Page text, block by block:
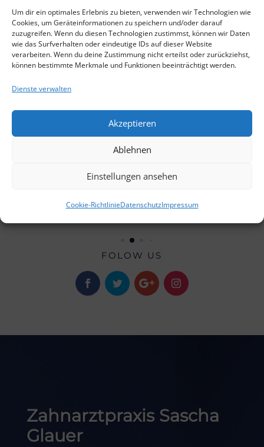
Um dir ein optimales Erlebnis zu bieten, verwenden wir Technologien wie
Cookies, um Geräteinformationen zu speichern und/oder darauf
zuzugreifen. Wenn du diesen Technologien zustimmst, können wir Daten
wie das Surfverhalten oder eindeutige IDs auf dieser Website
verarbeiten. Wenn du deine Zustimmung nicht erteilst oder zurückziehst,
können bestimmte Merkmale und Funktionen beeinträchtigt werden.
Dienste verwalten
Akzeptieren
Ablehnen
Einstellungen ansehen
Cookie-RichtlinieDatenschutzImpressum
lot
Duis blandit gravida enim eget
efficitur. Vestibulum purus velit,
sollicitudin finibus justo a,
consectetur pellentesque eros.
neque sit amet, mollis tempor leo.
Sed bibendum ...
FOLOW US
Zahnarztpraxis Sascha
Glauer